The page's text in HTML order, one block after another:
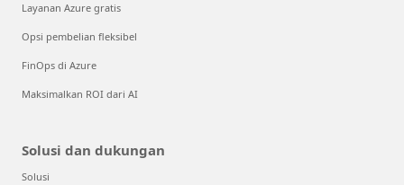
Layanan Azure gratis
Opsi pembelian fleksibel
FinOps di Azure
Maksimalkan ROI dari AI
Solusi dan dukungan
Solusi